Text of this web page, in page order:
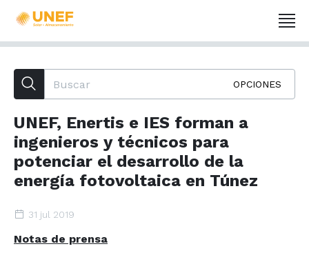
OPCIONES
UNEF, Enertis e IES forman a
ingenieros y técnicos para
potenciar el desarrollo de la
energía fotovoltaica en Túnez
31 jul 2019
Notas de prensa